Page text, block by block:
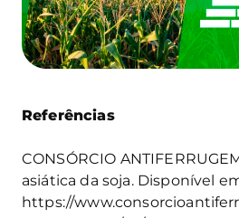
Referências
CONSÓRCIO
asiática da soja. Disponível
https://